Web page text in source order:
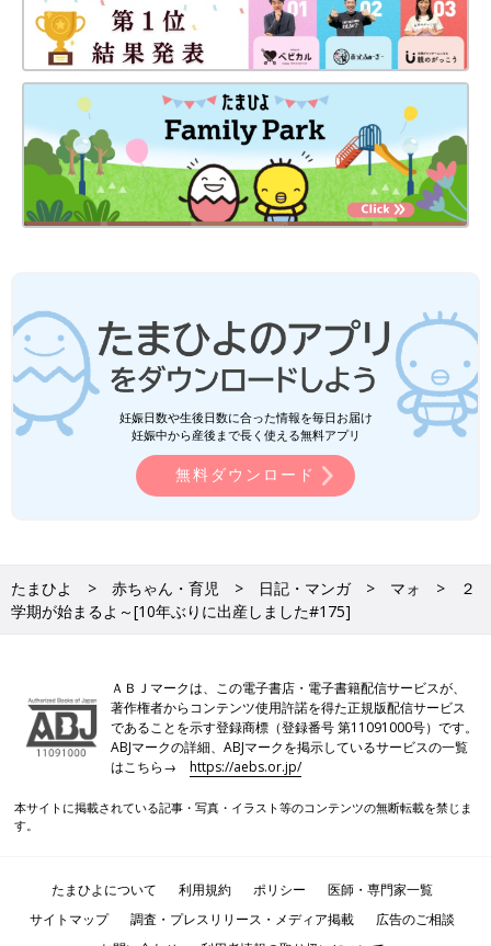
Twitter／@maoppachi
webサイト／maoppachi
■新着マンガをお知らせ！たまひよONLINEインスタグラム
（@tamahiyo_online）
前の話
せめてもの思い出作
り[10年ぶりに出産し
ました#174]
一覧
次の話
マイナポイントもらっ
ちゃおう♪[10年ぶりに
出産しました#176]
妊娠日数や生後日数に合った情報を毎日お届け
妊娠中から産後まで長く使える無料アプリ
無料ダウンロード
たまひよ 赤ちゃん・育児 日記・マンガ マォ
２
学期が始まるよ～[10年ぶりに出産しました#175]
ＡＢＪマークは、この電子書店・電子書籍配信サービスが、
著作権者からコンテンツ使用許諾を得た正規版配信サービス
であることを示す登録商標（登録番号 第11091000号）です。
ABJマークの詳細、ABJマークを掲示しているサービスの一覧
はこちら→https://aebs.or.jp/
本サイトに掲載されている記事・写真・イラスト等のコンテンツの無断転載を禁じま
す。
たまひよについて 利用規約 ポリシー
医師・専門家一覧
サイトマップ
調査・プレスリリース・メディア掲載
広告のご相談